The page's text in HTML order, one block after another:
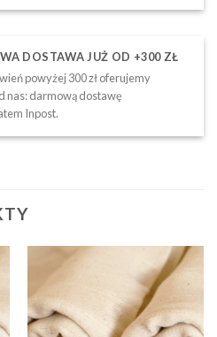
DOSTAWA JUŻ OD +300 ZŁ
powyżej 300 zł oferujemy
nas: darmową dostawę
Inpost.